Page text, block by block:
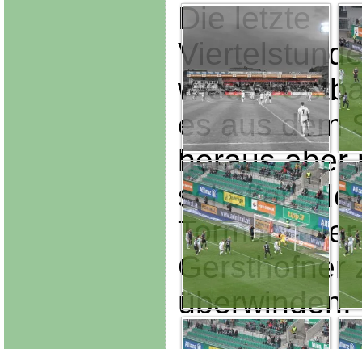
Die letzte
wieder
es aus dem
heraus aber
schaffen,
Tormann der
Gersthofner
überwinden.